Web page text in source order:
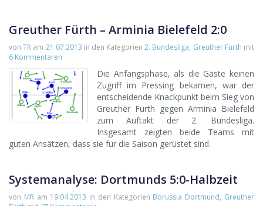
Greuther Fürth – Arminia Bielefeld 2:0
vonTR am 21.07.2013 in den Kategorien2. Bundesliga, Greuther Fürth mit
6 Kommentaren
Die Anfangsphase, als die Gäste keinen
Zugriff im Pressing bekamen, war der
entscheidende Knackpunkt beim Sieg von
Greuther Fürth gegen Arminia Bielefeld
zum Auftakt der 2. Bundesliga.
Insgesamt zeigten beide Teams mit
guten Ansätzen, dass sie für die Saison gerüstet sind.
Systemanalyse: Dortmunds 5:0-Halbzeit
von MRam 19.04.2013 in den Kategorien Borussia Dortmund, Greuther